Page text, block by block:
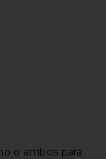
o ambos para